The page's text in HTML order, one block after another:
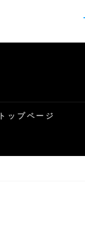
トップページ